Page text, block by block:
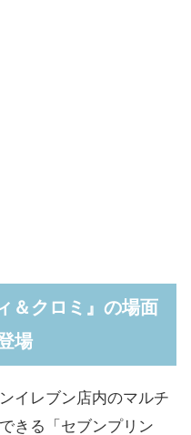
＆クロミ』の場面
場
イレブン店内のマルチ
きる「セブンプリン